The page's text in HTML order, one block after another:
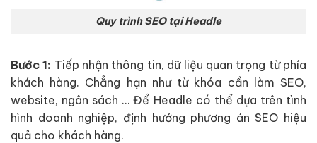
Quy trình SEO tại Headle
Bước 1: Tiếp nhận thông tin, dữ liệu quan trọng từ phía
khách hàng. Chẳng hạn như từ khóa cần làm SEO,
website, ngân sách … Để Headle có thể dựa trên tình
hình doanh nghiệp, định hướng phương án SEO hiệu
quả cho khách hàng.